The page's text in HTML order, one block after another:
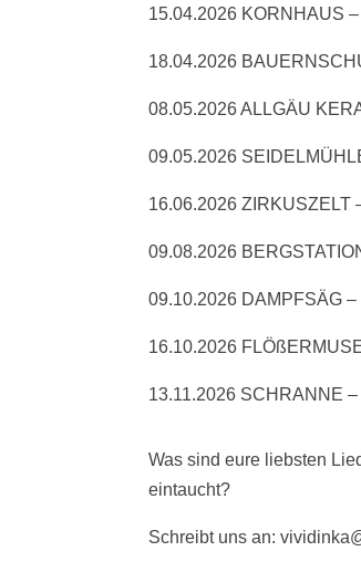
15.04.2026 KORNHAUS
18.04.2026
08.05.2026 ALLGÄU
09.05.2026
16.06.2026 ZIRKUSZELT
09.08.2026
09.10.2026 DAMPFSÄG
16.10.2026
13.11.2026 SCHRANNE
Was sind eure liebsten
eintaucht?
Schreibt uns an: